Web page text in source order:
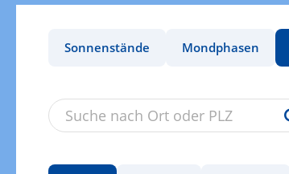
Sonnenstände Mondphasen